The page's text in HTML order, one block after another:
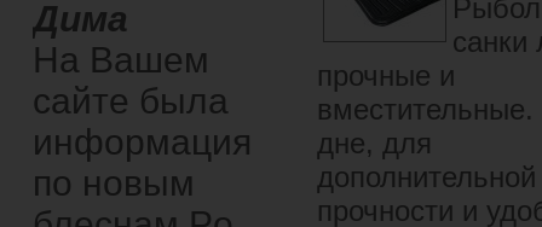
Дима
На Вашем
сайте была
информация
по новым
санки
прочные и
дне, для
дополнительной
прочности и